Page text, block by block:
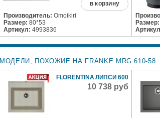
в корзину
Производитель: Omoikiri
Размер: 80*53
Артикул: 4993836
Размер:
МОДЕЛИ, ПОХОЖИЕ НА FRANKE MRG 610-58:
FLORENTINA ЛИПСИ 600
10 738 руб